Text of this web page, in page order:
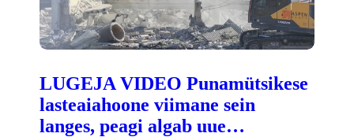
LUGEJA VIDEO Punamütsikese
lasteaiahoone viimane sein
langes, peagi algab uue…